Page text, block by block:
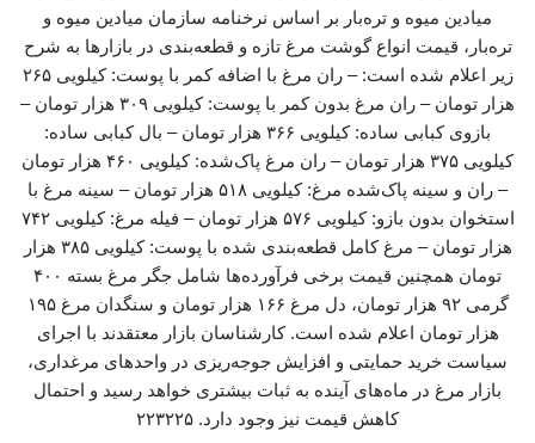
میادین میوه و تره‌بار بر اساس نرخنامه سازمان میادین میوه و
تره‌بار، قیمت انواع گوشت مرغ تازه و قطعه‌بندی در بازارها به شرح
زیر اعلام شده است: – ران مرغ با اضافه کمر با پوست: کیلویی ۲۶۵
هزار تومان – ران مرغ بدون کمر با پوست: کیلویی ۳۰۹ هزار تومان –
بازوی کبابی ساده: کیلویی ۳۶۶ هزار تومان – بال کبابی ساده:
کیلویی ۳۷۵ هزار تومان – ران مرغ پاک‌شده: کیلویی ۴۶۰ هزار تومان
– ران و سینه پاک‌شده مرغ: کیلویی ۵۱۸ هزار تومان – سینه مرغ با
استخوان بدون بازو: کیلویی ۵۷۶ هزار تومان – فیله مرغ: کیلویی ۷۴۲
هزار تومان – مرغ کامل قطعه‌بندی شده با پوست: کیلویی ۳۸۵ هزار
تومان همچنین قیمت برخی فرآورده‌ها شامل جگر مرغ بسته ۴۰۰
گرمی ۹۲ هزار تومان، دل مرغ ۱۶۶ هزار تومان و سنگدان مرغ ۱۹۵
هزار تومان اعلام شده است. کارشناسان بازار معتقدند با اجرای
سیاست خرید حمایتی و افزایش جوجه‌ریزی در واحدهای مرغداری،
بازار مرغ در ماه‌های آینده به ثبات بیشتری خواهد رسید و احتمال
کاهش قیمت نیز وجود دارد. ۲۲۳۲۲۵